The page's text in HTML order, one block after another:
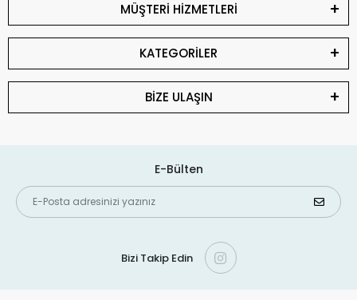
MÜŞTERİ HİZMETLERİ
KATEGORİLER
BİZE ULAŞIN
E-Bülten
Bizi Takip Edin